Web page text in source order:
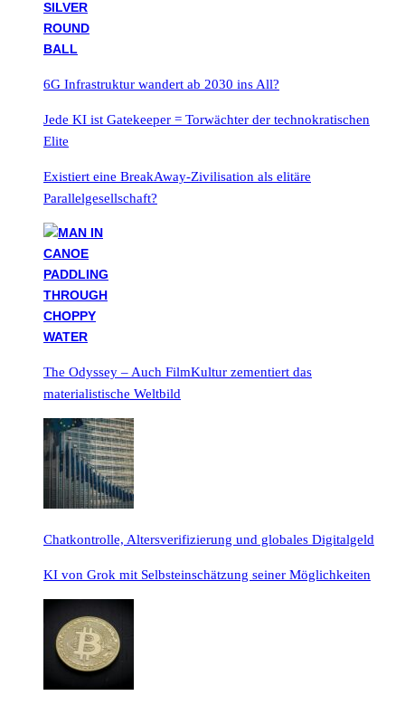
6G Infrastruktur wandert ab 2030 ins All?
Jede KI ist Gatekeeper = Torwächter der technokratischen
Elite
Existiert eine BreakAway-Zivilisation als elitäre
Parallelgesellschaft?
The Odyssey – Auch FilmKultur zementiert das
materialistische Weltbild
Chatkontrolle, Altersverifizierung und globales Digitalgeld
KI von Grok mit Selbsteinschätzung seiner Möglichkeiten